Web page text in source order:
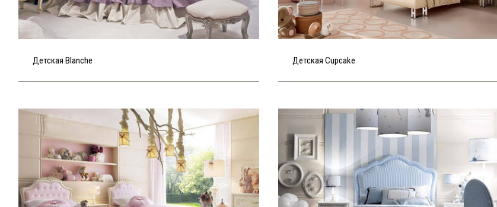
Детская Blanche Детская Cupcake